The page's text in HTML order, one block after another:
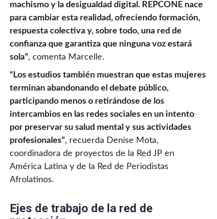
machismo y la desigualdad digital. REPCONE nace
para cambiar esta realidad, ofreciendo formación,
respuesta colectiva y, sobre todo, una red de
confianza que garantiza que ninguna voz estará
sola”, comenta Marcelle.
“Los estudios también muestran que estas mujeres
terminan abandonando el debate público,
participando menos o retirándose de los
intercambios en las redes sociales en un intento
por preservar su salud mental y sus actividades
profesionales”, recuerda Denise Mota,
coordinadora de proyectos de la Red JP en
América Latina y de la Red de Periodistas
Afrolatinos.
Ejes de trabajo de la red de